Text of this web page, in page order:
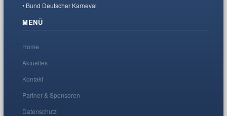
• Bund Deutscher Karneval
MENÜ
Home
Aktuelles
Kontakt
Partner & Sponsoren
Datenschutz